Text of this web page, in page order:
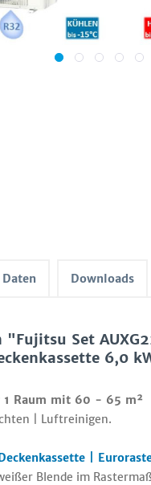
Downloads
Set
6,0
1 Raum mit 60 - 65 m²
| Luftreinigen.
|
Blende im